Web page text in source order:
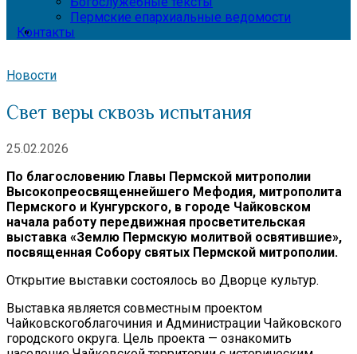
Пермские епархиальные ведомости
Контакты
Новости
Свет веры сквозь испытания
25.02.2026
По благословению Главы Пермской митрополии
Высокопреосвященнейшего Мефодия, митрополита
Пермского и Кунгурского, в городе Чайковском
начала работу передвижная просветительская
выставка «Землю Пермскую молитвой освятившие»,
посвященная Собору святых Пермской митрополии.
Открытие выставки состоялось во Дворце культур.
Выставка является совместным проектом
Чайковскогоблагочиния и Администрации Чайковского
городского округа. Цель проекта — ознакомить